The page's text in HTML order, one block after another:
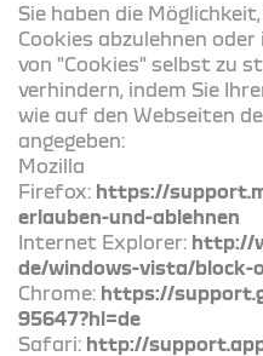
Sie haben die
Cookies abzulehnen
von "Cookies" selbst zu
verhindern, indem Sie
wie auf den Webseiten
angegeben:
Mozilla
Firefox: https://
erlauben-und-ablehnen
Internet Explorer: http://
de/windows-vista/block-
Chrome: https://
95647?hl=de
Safari: http://